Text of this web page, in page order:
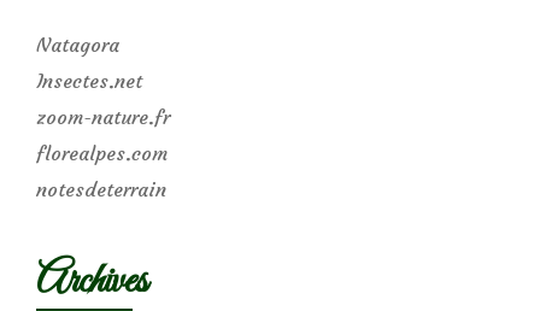
Natagora
Insectes.net
zoom-nature.fr
florealpes.com
notesdeterrain
Archives